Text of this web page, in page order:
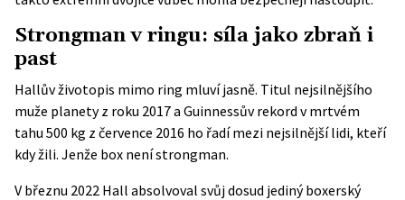
Strongman v ringu: síla jako zbraň i
past
Hallův životopis mimo ring mluví jasně. Titul nejsilnějšího
muže planety z roku 2017 a Guinnessův rekord v mrtvém
tahu 500 kg z července 2016 ho řadí mezi nejsilnější lidi, kteří
kdy žili. Jenže box není strongman.
V březnu 2022 Hall absolvoval svůj dosud jediný boxerský